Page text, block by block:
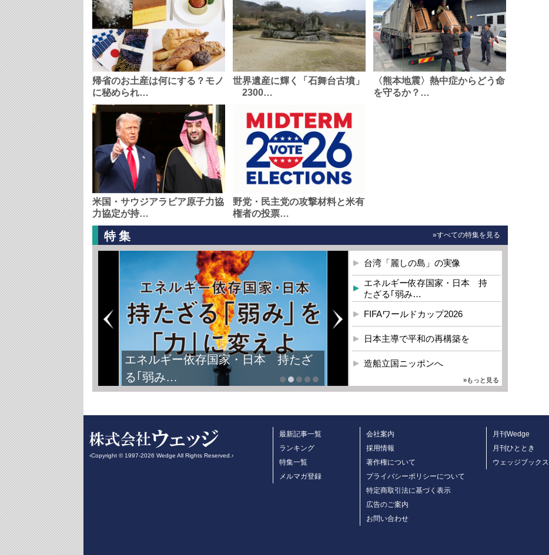
帰省のお土産は何にする？モノ
に秘められ…
世界遺産に輝く「石舞台古墳」
2300…
〈熊本地震〉熱中症からどう命
を守るか？…
米国・サウジアラビア原子力協
力協定が持…
野党・民主党の攻撃材料と米有
権者の投票…
特集 »すべての特集を見る
エネルギー依存国家・日本 持たざ
る｢弱み…
台湾「麗しの島」の実像
エネルギー依存国家・日本 持
たざる｢弱み…
FIFAワールドカップ2026
日本主導で平和の再構築を
造船立国ニッポンへ
»もっと見る
‹Copyright © 1997-2026 Wedge All Rights Reserved.›
最新記事一覧
ランキング
特集一覧
メルマガ登録
会社案内
採用情報
著作権について
プライバシーポリシーについて
特定商取引法に基づく表示
広告のご案内
お問い合わせ
月刊Wedge
月刊ひととき
ウェッジブックス